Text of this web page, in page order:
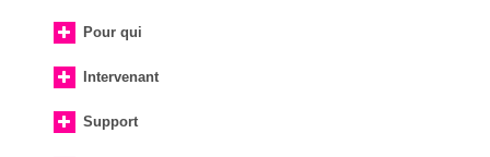
Pour qui
Intervenant
Support